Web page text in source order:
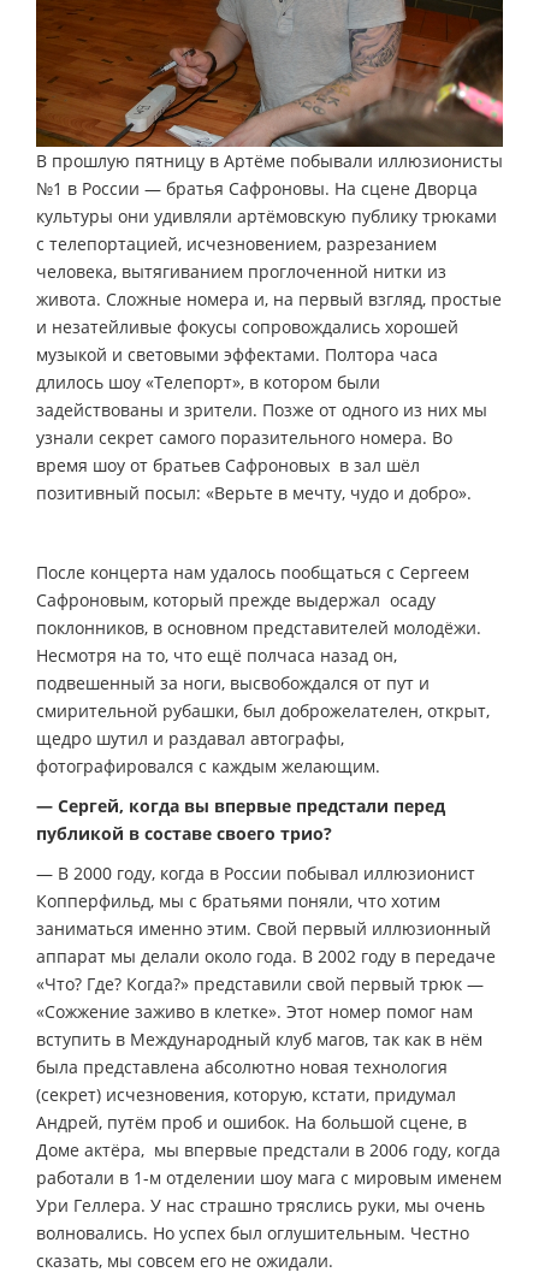
В прошлую пятницу в Артёме побывали иллюзионисты
№1 в России — братья Сафроновы. На сцене Дворца
культуры они удивляли артёмовскую публику трюками
с телепортацией, исчезновением, разрезанием
человека, вытягиванием проглоченной нитки из
живота. Сложные номера и, на первый взгляд, простые
и незатейливые фокусы сопровождались хорошей
музыкой и световыми эффектами. Полтора часа
длилось шоу «Телепорт», в котором были
задействованы и зрители. Позже от одного из них мы
узнали секрет самого поразительного номера. Во
время шоу от братьев Сафроновых в зал шёл
позитивный посыл: «Верьте в мечту, чудо и добро».
После концерта нам удалось пообщаться с Сергеем
Сафроновым, который прежде выдержал осаду
поклонников, в основном представителей молодёжи.
Несмотря на то, что ещё полчаса назад он,
подвешенный за ноги, высвобождался от пут и
смирительной рубашки, был доброжелателен, открыт,
щедро шутил и раздавал автографы,
фотографировался с каждым желающим.
— Сергей, когда вы впервые предстали перед
публикой в составе своего трио?
— В 2000 году, когда в России побывал иллюзионист
Копперфильд, мы с братьями поняли, что хотим
заниматься именно этим. Свой первый иллюзионный
аппарат мы делали около года. В 2002 году в передаче
«Что? Где? Когда?» представили свой первый трюк —
«Сожжение заживо в клетке». Этот номер помог нам
вступить в Международный клуб магов, так как в нём
была представлена абсолютно новая технология
(секрет) исчезновения, которую, кстати, придумал
Андрей, путём проб и ошибок. На большой сцене, в
Доме актёра, мы впервые предстали в 2006 году, когда
работали в 1-м отделении шоу мага с мировым именем
Ури Геллера. У нас страшно тряслись руки, мы очень
волновались. Но успех был оглушительным. Честно
сказать, мы совсем его не ожидали.